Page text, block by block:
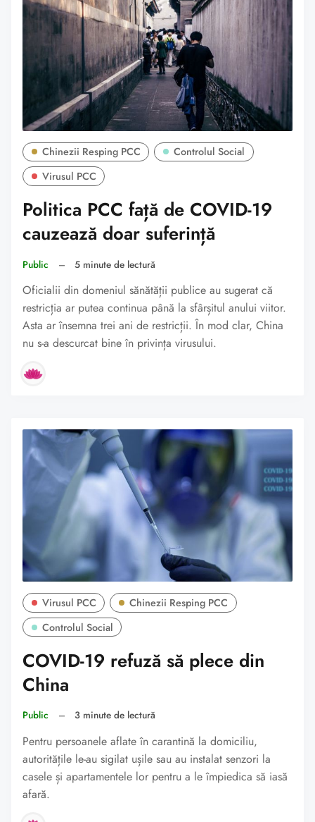
Chinezii Resping PCC
Controlul Social
Virusul PCC
Politica PCC față de COVID-19
cauzează doar suferință
Public – 5 minute de lectură
Oficialii din domeniul sănătății publice au sugerat că
restricția ar putea continua până la sfârșitul anului viitor.
Asta ar însemna trei ani de restricții. În mod clar, China
nu s-a descurcat bine în privința virusului.
Virusul PCC
Chinezii Resping PCC
Controlul Social
COVID-19 refuză să plece din
China
Public – 3 minute de lectură
Pentru persoanele aflate în carantină la domiciliu,
autoritățile le-au sigilat ușile sau au instalat senzori la
casele și apartamentele lor pentru a le împiedica să iasă
afară.